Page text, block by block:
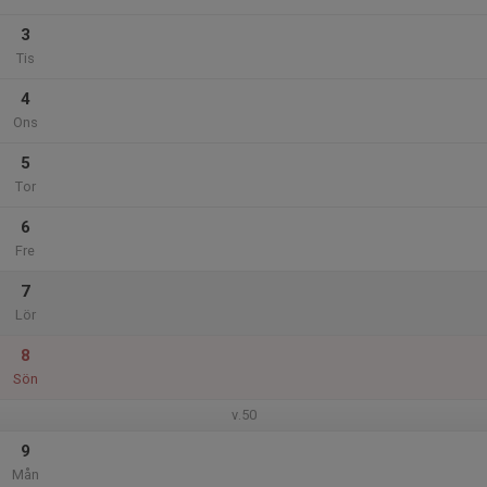
3
Tis
4
Ons
5
Tor
6
Fre
7
Lör
8
Sön
v.50
9
Mån